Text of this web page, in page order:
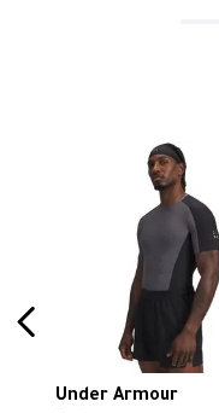
Under Armour